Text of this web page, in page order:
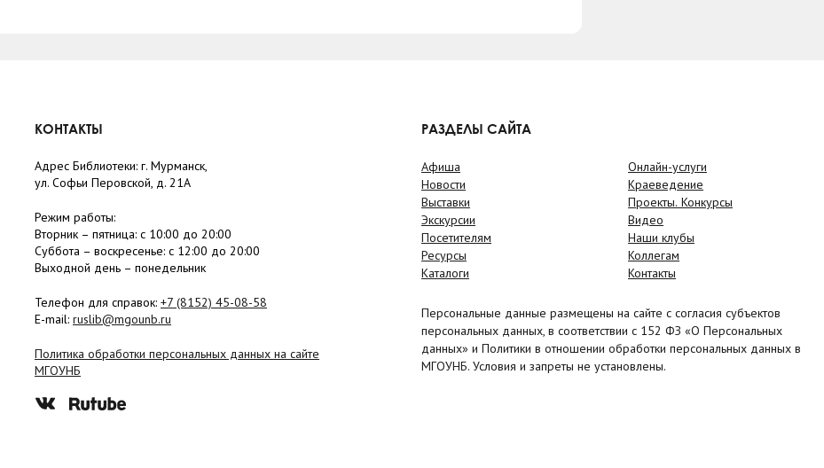
КОНТАКТЫ
Адрес Библиотеки: г. Мурманск,
ул. Софьи Перовской, д. 21А
Режим работы:
Вторник – пятница: с 10:00 до 20:00
Суббота – воскресенье: c 12:00 до 20:00
Выходной день – понедельник
Телефон для справок: +7 (8152) 45-08-58
E-mail: ruslib@mgounb.ru
Политика обработки персональных данных на сайте
МГОУНБ
РАЗДЕЛЫ САЙТА
Афиша
Новости
Выставки
Экскурсии
Посетителям
Ресурсы
Каталоги
Онлайн-услуги
Краеведение
Проекты. Конкурсы
Видео
Наши клубы
Коллегам
Контакты
Персональные данные размещены на сайте с согласия субъектов
персональных данных, в соответствии с 152 ФЗ «О Персональных
данных» и Политики в отношении обработки персональных данных в
МГОУНБ. Условия и запреты не установлены.